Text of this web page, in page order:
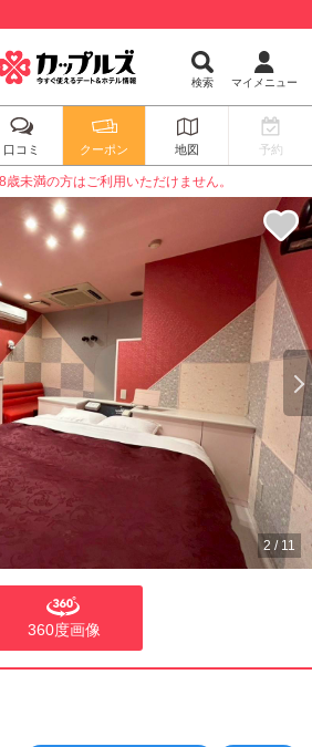
検索 マイメニュー
口コミ クーポン 地図 予約
歳未満の方はご利用いただけません。
2 / 11
360度画像